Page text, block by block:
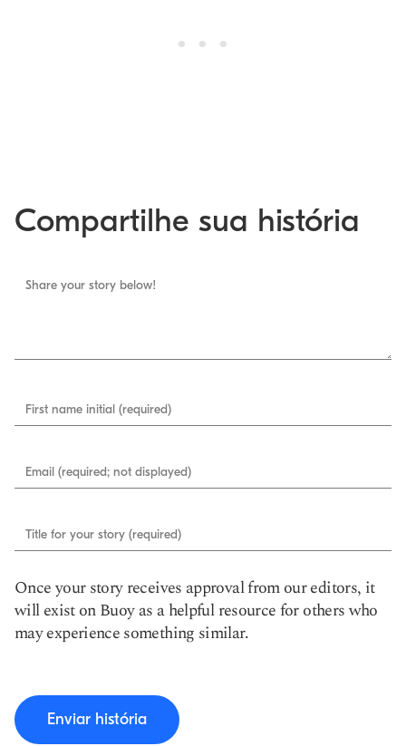
Compartilhe sua história
Share your story below!
First name initial (required)
Email (required; not displayed)
Title for your story (required)
Once your story receives approval from our editors, it
will exist on Buoy as a helpful resource for others who
may experience something similar.
Enviar história